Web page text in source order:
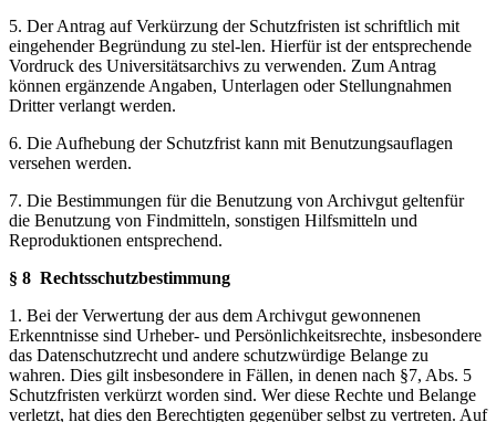
5. Der Antrag auf Verkürzung der Schutzfristen ist schriftlich mit
eingehender Begründung zu stel-len. Hierfür ist der entsprechende
Vordruck des Universitätsarchivs zu verwenden. Zum Antrag
können ergänzende Angaben, Unterlagen oder Stellungnahmen
Dritter verlangt werden.
6. Die Aufhebung der Schutzfrist kann mit Benutzungsauflagen
versehen werden.
7. Die Bestimmungen für die Benutzung von Archivgut geltenfür
die Benutzung von Findmitteln, sonstigen Hilfsmitteln und
Reproduktionen entsprechend.
§ 8 Rechtsschutzbestimmung
1. Bei der Verwertung der aus dem Archivgut gewonnenen
Erkenntnisse sind Urheber- und Persönlichkeitsrechte, insbesondere
das Datenschutzrecht und andere schutzwürdige Belange zu
wahren. Dies gilt insbesondere in Fällen, in denen nach §7, Abs. 5
Schutzfristen verkürzt worden sind. Wer diese Rechte und Belange
verletzt, hat dies den Berechtigten gegenüber selbst zu vertreten. Auf